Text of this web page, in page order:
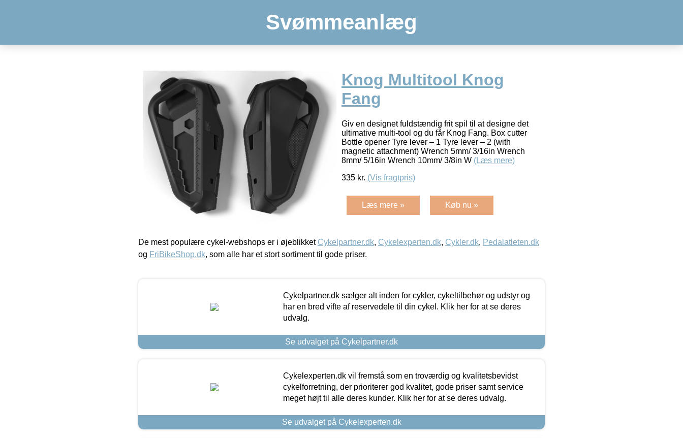
Svømmeanlæg
Knog Multitool Knog
Fang
Giv en designet fuldstændig frit spil til at designe det
ultimative multi-tool og du får Knog Fang. Box cutter
Bottle opener Tyre lever – 1 Tyre lever – 2 (with
magnetic attachment) Wrench 5mm/ 3/16in Wrench
8mm/ 5/16in Wrench 10mm/ 3/8in W (Læs mere)
335 kr. (Vis fragtpris)
Læs mere » Køb nu »
De mest populære cykel-webshops er i øjeblikket Cykelpartner.dk, Cykelexperten.dk, Cykler.dk, Pedalatleten.dk
og FriBikeShop.dk, som alle har et stort sortiment til gode priser.
Cykelpartner.dk sælger alt inden for cykler, cykeltilbehør og udstyr og
har en bred vifte af reservedele til din cykel. Klik her for at se deres
udvalg.
Se udvalget på Cykelpartner.dk
Cykelexperten.dk vil fremstå som en troværdig og kvalitetsbevidst
cykelforretning, der prioriterer god kvalitet, gode priser samt service
meget højt til alle deres kunder. Klik her for at se deres udvalg.
Se udvalget på Cykelexperten.dk